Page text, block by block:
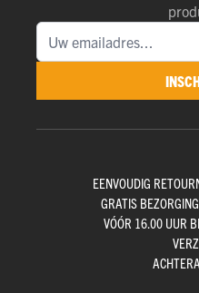
EENVOUDIG
GRATIS
VÓÓR 16.00 UUR